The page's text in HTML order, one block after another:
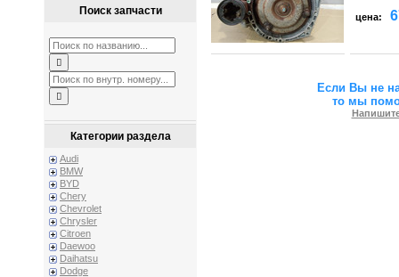
Поиск запчасти
Категории раздела
Audi
BMW
BYD
Chery
Chevrolet
Chrysler
Citroen
Daewoo
Daihatsu
Dodge
цена:
Если Вы не
то мы